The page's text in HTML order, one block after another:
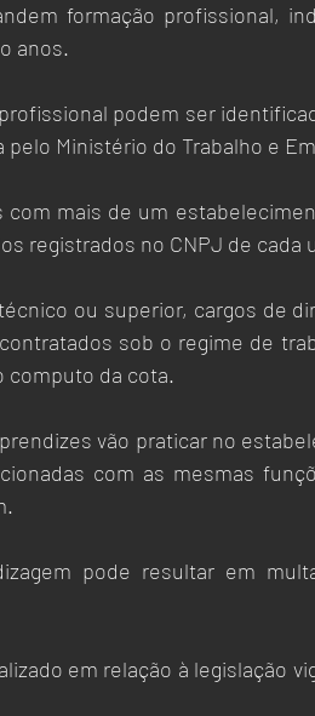
formação profissional,
anos.
podem ser
pelo Ministério do Trabalho e
mais de um
registrados no CNPJ de cada
ou superior, cargos de
sob o regime de
computo da cota.
vão praticar no
com as mesmas
pode resultar em
em relação à legislação